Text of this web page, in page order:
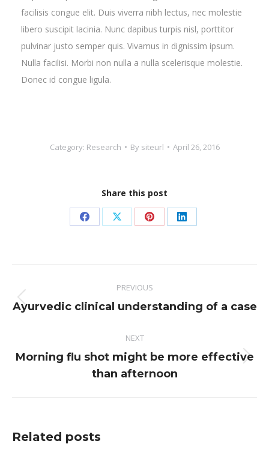
facilisis congue elit. Duis viverra nibh lectus, nec molestie
libero suscipit lacinia. Nunc dapibus turpis nisl, porttitor
pulvinar justo semper quis. Vivamus in dignissim ipsum.
Nulla facilisi. Morbi non nulla a nulla scelerisque molestie.
Donec id congue ligula.
Category: Research By siteurl April 26, 2016
Share this post
Share Share Share Share
navigation
PREVIOUS
Previous
Ayurvedic clinical understanding of a case
NEXT
Next
post:
Morning flu shot might be more effective
than afternoon
Related posts